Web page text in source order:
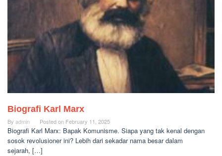
Biografi Karl Marx
By admin Posted on February 11, 2025
Biografi Karl Marx: Bapak Komunisme. Siapa yang tak kenal dengan
sosok revolusioner ini? Lebih dari sekadar nama besar dalam
sejarah, […]